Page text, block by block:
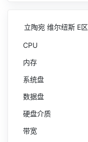
立陶宛 维尔纽斯 E区